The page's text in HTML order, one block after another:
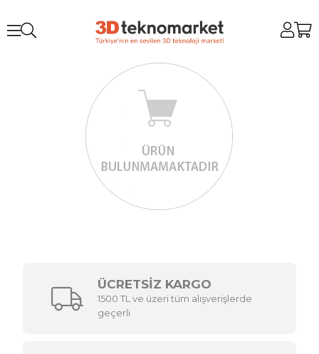
ÜCRETSİZ KARGO
1500 TL ve üzeri tüm alışverişlerde
geçerli